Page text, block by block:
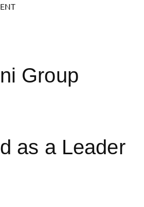
Group
as a Leader